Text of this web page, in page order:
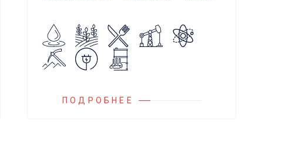
встроенных алгоритмов
управления.
Блок управления Ареоматик
российских и иностранных
ПОДРОБНЕЕ